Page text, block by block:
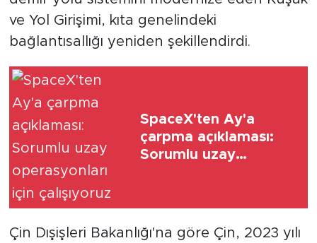
ve Yol Girişimi, kıta genelindeki
bağlantısallığı yeniden şekillendirdi.
SpaceX'ten Ay'a
çarpma açıklaması:
Sorumlu uzay
Çin Dışişleri Bakanlığı'na göre Çin, 2023 yılı